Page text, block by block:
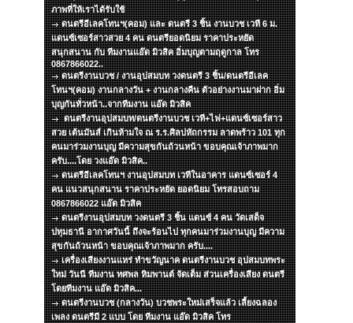
ภาพที่ให้เราได้รับใช้
ดนตรีอีเลคโทนฯ(คอม) และ ดนตรี 3 ชิ้น งานบวช เวที 6 ม.
แดนซ์เซอร์สาวสวย 4 คน ดนตรียอดนิยม ราคาประหยัด
สนุกสนาน กับ ทีมงานแอ๊ด มิวสิค อิ่มบุญตามฤดูกาล โทร
0867866022..
ดนตรีงานบวช / งานอุปสมบท วงดนตรี 3 ชิ้น/ดนตรีอีเลค
โทนฯ(คอม) งานกลางวัน + งานกลางคืน ตัวอย่างงานมาฝาก อิ่ม
บุญกันทั่วหน้า..จากทีมงาน แอ๊ด มิวสิค
ดนตรีงานอุปสมบท/ดนตรีงานบวช เวที+ไฟ+แดนซ์เซอร์สาว
สวย เต้นมันส์ เกินห้ามใจ ณ ร.ร.ศิลปหัถกรรม ลาดพร้าว 101 ทุก
คนมาร่วมงานบุญ มีความสุขกันถ้วนหน้า ขอบคุณเจ้าภาพมาก
ครับ....โดย วงแอ๊ด มิวสิค..
ดนตรีอีเลคโทนฯ งานอุปสมบท เวทีในอาคาร แดนซ์เซอร์ 4
คน แนวสนุกสนาน ราคาประหยัด ยอดนิยม โทรสอบถาม
0867866022 แอ๊ด มิวสิค
ดนตรีงานอุปสมบท วงดนตรี 3 ชิ้น แดนซ์ 4 คน วัดเสด็จ
ปทุมธานี อากาศวันนี้ ถึงจะร้อนไป ทุกคนมาร่วมงานบุญ มีความ
สุขกันถ้วนหน้า ขอบคุณเจ้าภาพมาก ครับ....
เครื่องเสียงงานแหร่ ทำขวัญนาค ดนตรีงานบวช อุปสมบทพระ
ใหม่ วันนี ทีมงาน ทศพล หิมพานต์ จัดเต็ม ส่วนเครื่องเสียง ดนตรี
โดยทีมงาน แอ๊ด มิวสิค...
ดนตรีงานบวช (กลางวัน) บวชพระใหม่เสร็จแล้ว เลี้ยงฉลอง
เพลง ดนตรีมี 2 แบบ โดย ทีมงาน แอ๊ด มิวสิค โทร